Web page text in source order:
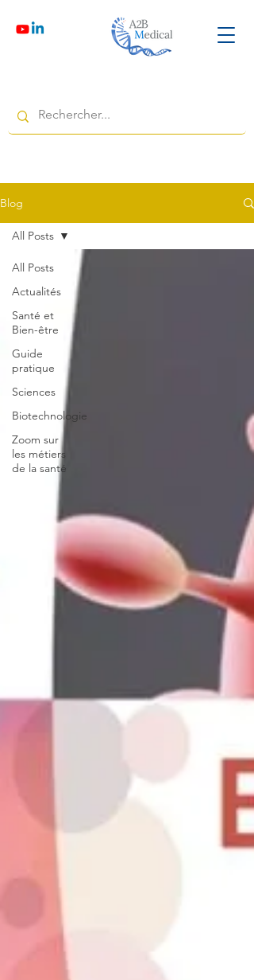
Blog
All Posts
Actualités
Santé et
Bien-être
Guide
pratique
Sciences
Biotechnologie
Zoom sur
les métiers
de la santé
All Posts